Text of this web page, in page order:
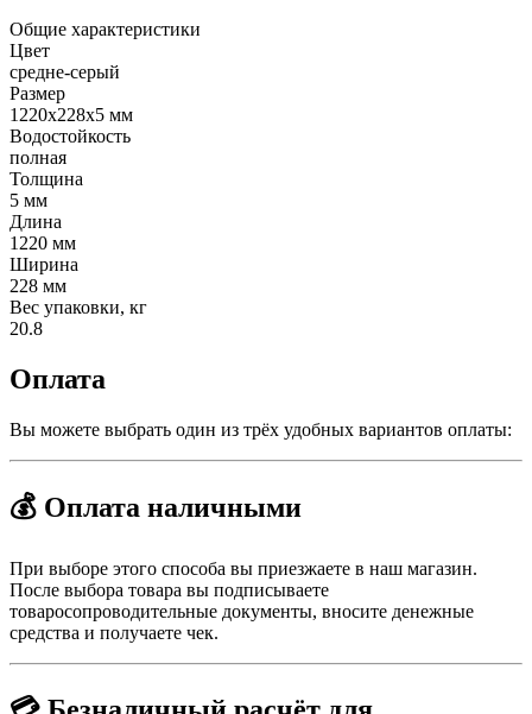
Общие характеристики
Цвет
средне-серый
Размер
1220x228x5 мм
Водостойкость
полная
Толщина
5 мм
Длина
1220 мм
Ширина
228 мм
Вес упаковки, кг
20.8
Оплата
Вы можете выбрать один из трёх удобных вариантов оплаты:
💰 Оплата наличными
При выборе этого способа вы приезжаете в наш магазин.
После выбора товара вы подписываете
товаросопроводительные документы, вносите денежные
средства и получаете чек.